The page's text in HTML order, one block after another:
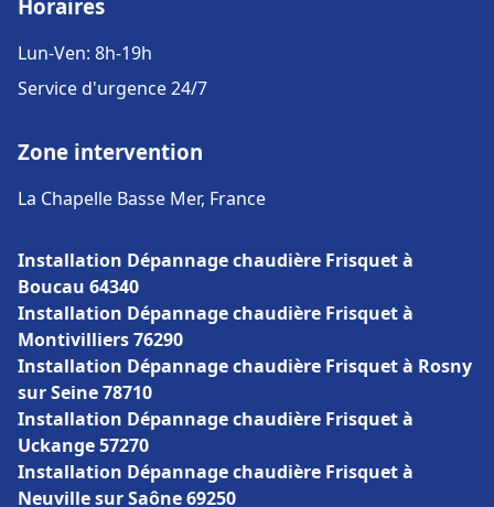
Horaires
Lun-Ven: 8h-19h
Service d'urgence 24/7
Zone intervention
La Chapelle Basse Mer, France
Installation Dépannage chaudière Frisquet à
Boucau 64340
Installation Dépannage chaudière Frisquet à
Montivilliers 76290
Installation Dépannage chaudière Frisquet à Rosny
sur Seine 78710
Installation Dépannage chaudière Frisquet à
Uckange 57270
Installation Dépannage chaudière Frisquet à
Neuville sur Saône 69250